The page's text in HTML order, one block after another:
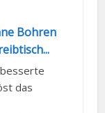
Bohren
das